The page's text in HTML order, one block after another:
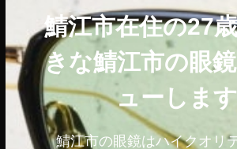
鯖江市在住の27
きな鯖江市の眼
ューします
鯖江市の眼鏡はハイクオリ